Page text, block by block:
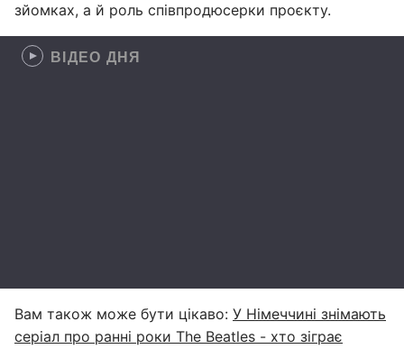
зйомках, а й роль співпродюсерки проєкту.
ВІДЕО ДНЯ
Вам також може бути цікаво: У Німеччині знімають
серіал про ранні роки The Beatles - хто зіграє